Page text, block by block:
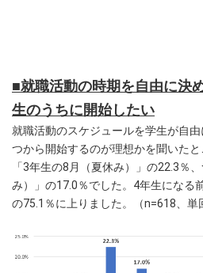
■就職活動の時期を自由に決
生のうちに開始したい
就職活動のスケジュールを学生が自
つから開始するのが理想かを聞いた
「3年生の8月（夏休み）」の22.3％
み）」の17.0％でした。4年生になる
の75.1％に上りました。（n=618、単